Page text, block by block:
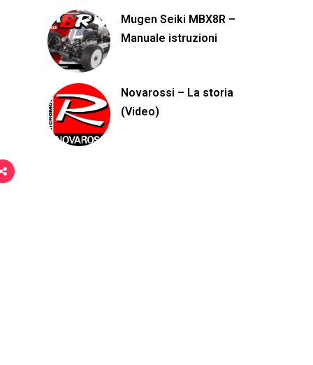
Mugen Seiki MBX8R –
Manuale istruzioni
Novarossi – La storia
(Video)